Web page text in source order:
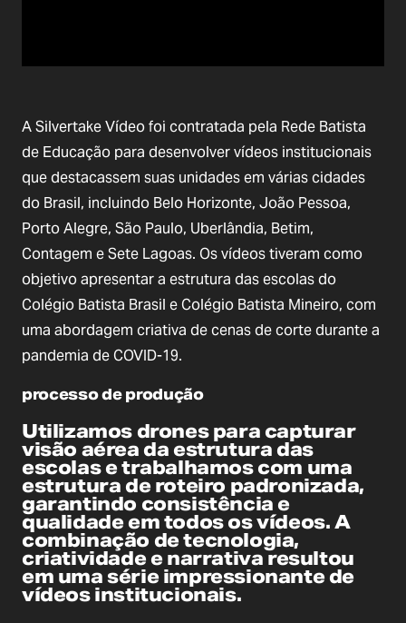
A Silvertake Vídeo foi contratada pela Rede Batista
de Educação para desenvolver vídeos institucionais
que destacassem suas unidades em várias cidades
do Brasil, incluindo Belo Horizonte, João Pessoa,
Porto Alegre, São Paulo, Uberlândia, Betim,
Contagem e Sete Lagoas. Os vídeos tiveram como
objetivo apresentar a estrutura das escolas do
Colégio Batista Brasil e Colégio Batista Mineiro, com
uma abordagem criativa de cenas de corte durante a
pandemia de COVID-19.
processo de produção
Utilizamos drones para capturar
visão aérea da estrutura das
escolas e trabalhamos com uma
estrutura de roteiro padronizada,
garantindo consistência e
qualidade em todos os vídeos. A
combinação de tecnologia,
criatividade e narrativa resultou
em uma série impressionante de
vídeos institucionais.